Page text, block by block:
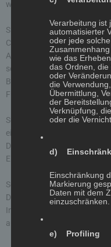
widerrufbar.
Sie können Ihren Browser so
Cookies informiert werden
Annahme von Cookies für
sowie das automatische
Browsers aktivieren. Bei der
Funktionalität dieser
Soweit Cookies von
eingesetzt werden, werden
Datenschutzerklärung
Einwilligung abfragen.
Server-Log-Dateien
Der Provider der Seiten
Informationen in so
automatisch an uns
Verarbeitung ist
automatisierter
oder jede
wie das
das Ordnen, die
oder
die
Übermittlung,
der
Verknüpfung,
oder die
d)
Einschränkung
Markierung
Daten mit dem
einzuschränken.
e) Profiling